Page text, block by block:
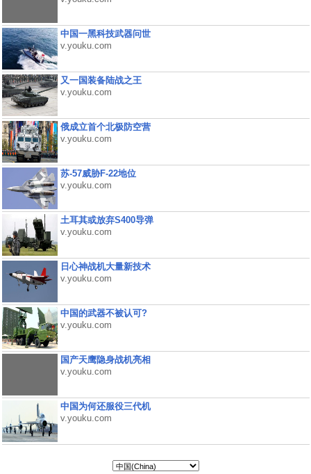
中国一黑科技武器问世
v.youku.com
又一国装备陆战之王
v.youku.com
俄成立首个北极防空营
v.youku.com
苏-57威胁F-22地位
v.youku.com
土耳其或放弃S400导弹
v.youku.com
日心神战机大量新技术
v.youku.com
中国的武器不被认可?
v.youku.com
国产天鹰隐身战机亮相
v.youku.com
中国为何还服役三代机
v.youku.com